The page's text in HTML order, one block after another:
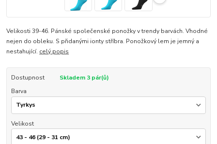
Velikosti 39-46. Pánské společenské ponožky v trendy barvách. Vhodné
nejen do obleku. S přidanými ionty stříbra. Ponožkový lem je jemný a
nestahující. celý popis
Dostupnost
Skladem 3 pár(ů)
Barva
Velikost